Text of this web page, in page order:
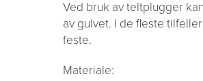
Ved bruk av teltplugger
av gulvet. I de fleste
feste.
Materiale: